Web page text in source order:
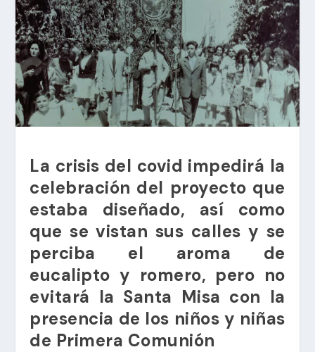
La crisis del covid impedirá la
celebración del proyecto que
estaba diseñado, así como
que se vistan sus calles y se
perciba el aroma de
eucalipto y romero, pero no
evitará la Santa Misa con la
presencia de los niños y niñas
de Primera Comunión